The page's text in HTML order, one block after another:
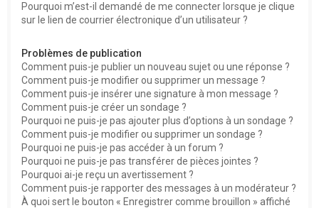
Pourquoi m’est-il demandé de me connecter lorsque je clique
sur le lien de courrier électronique d’un utilisateur ?
Problèmes de publication
Comment puis-je publier un nouveau sujet ou une réponse ?
Comment puis-je modifier ou supprimer un message ?
Comment puis-je insérer une signature à mon message ?
Comment puis-je créer un sondage ?
Pourquoi ne puis-je pas ajouter plus d’options à un sondage ?
Comment puis-je modifier ou supprimer un sondage ?
Pourquoi ne puis-je pas accéder à un forum ?
Pourquoi ne puis-je pas transférer de pièces jointes ?
Pourquoi ai-je reçu un avertissement ?
Comment puis-je rapporter des messages à un modérateur ?
À quoi sert le bouton « Enregistrer comme brouillon » affiché